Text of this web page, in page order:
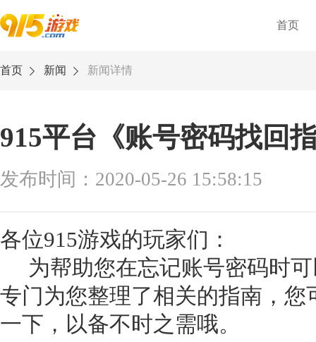
首页
首页 新闻 新闻详情
915平台《账号密码找回
发布时间：2020-05-26 15:58:15
各位915游戏的玩家们：
为帮助您在忘记账号密码时
专门为您整理了相关的指南，您
一下，以备不时之需哦。